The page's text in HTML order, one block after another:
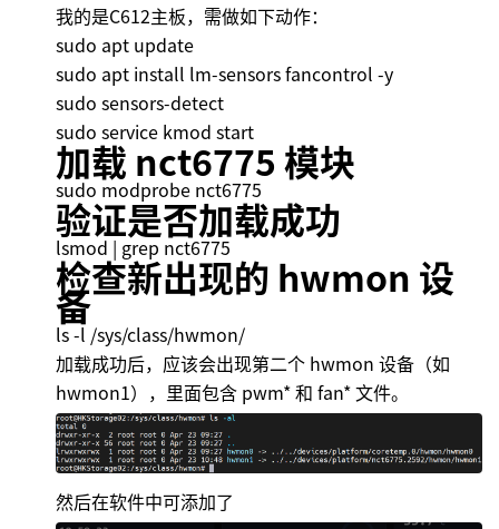
我的是C612主板，需做如下动作：
sudo apt update
sudo apt install lm-sensors fancontrol -y
sudo sensors-detect
sudo service kmod start
加载 nct6775 模块
sudo modprobe nct6775
验证是否加载成功
lsmod | grep nct6775
检查新出现的 hwmon 设
备
ls -l /sys/class/hwmon/
加载成功后，应该会出现第二个 hwmon 设备（如
hwmon1），里面包含 pwm* 和 fan* 文件。
然后在软件中可添加了